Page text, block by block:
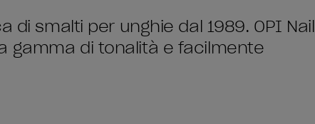
di smalti per unghie dal 1989. OPI Nail
gamma di tonalità e facilmente